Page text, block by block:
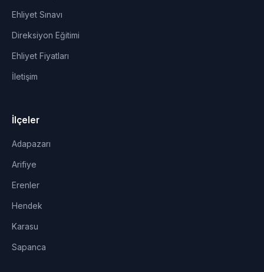
Ehliyet Sınavı
Direksiyon Eğitimi
Ehliyet Fiyatları
İletişim
İlçeler
Adapazarı
Arifiye
Erenler
Hendek
Karasu
Sapanca